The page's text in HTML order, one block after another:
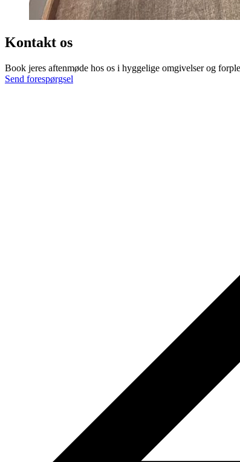
Kontakt os
Book jeres aftenmøde hos os i hyggelige omgivelser og
Send forespørgsel